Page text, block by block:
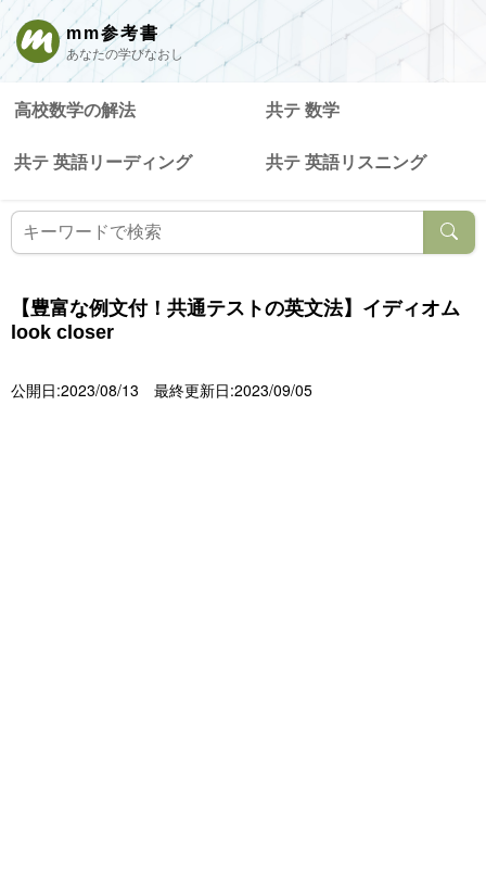
mm参考書
あなたの学びなおし
高校数学の解法 共テ 数学
共テ 英語リーディング 共テ 英語リスニング
【豊富な例文付！共通テストの英文法】イディオム
look closer
公開日:2023/08/13 最終更新日:2023/09/05